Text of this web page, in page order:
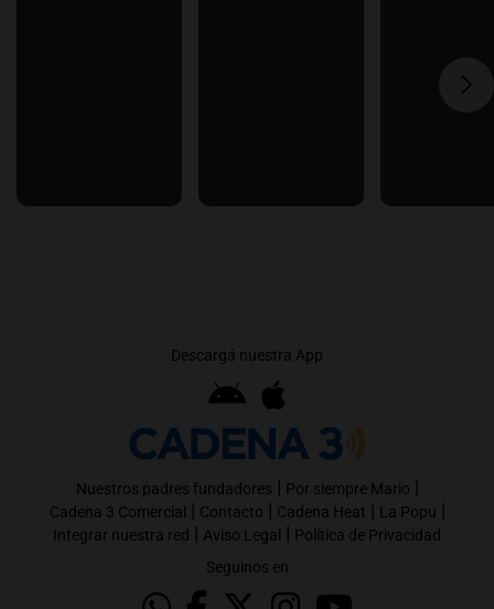
Descargá nuestra App
Nuestros padres fundadores | Por siempre Mario |
Cadena 3 Comercial | Contacto | Cadena Heat | La Popu |
Integrar nuestra red | Aviso Legal | Política de Privacidad
Seguinos en